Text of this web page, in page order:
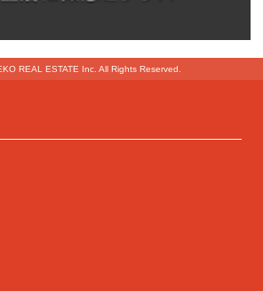
REAL ESTATE Inc. All Rights Reserved.